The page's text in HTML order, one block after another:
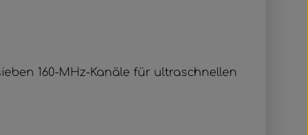
160-MHz-Kanäle für ultraschnellen